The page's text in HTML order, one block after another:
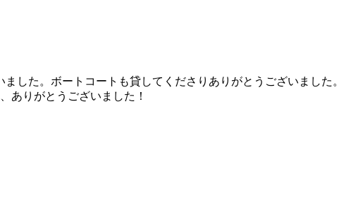
した。ボートコートも貸してくださりありがとうございました。
ありがとうございました！